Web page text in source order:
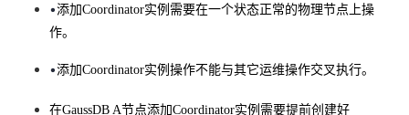
•添加Coordinator实例需要在一个状态正常的物理节点上操
作。
•添加Coordinator实例操作不能与其它运维操作交叉执行。
在GaussDB A节点添加Coordinator实例需要提前创建好